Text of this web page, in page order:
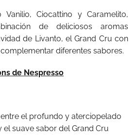
Vanilio, Ciocattino y Caramelito,
de deliciosos aromas
de Livanto, el Grand Cru con
diferentes sabores.
de Nespresso
el profundo y aterciopelado
el suave sabor del Grand Cru